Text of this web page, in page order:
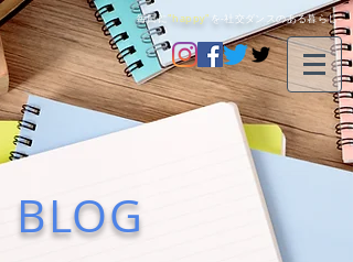
毎日に"happy" を-社交ダンスのある暮らし-
BLOG